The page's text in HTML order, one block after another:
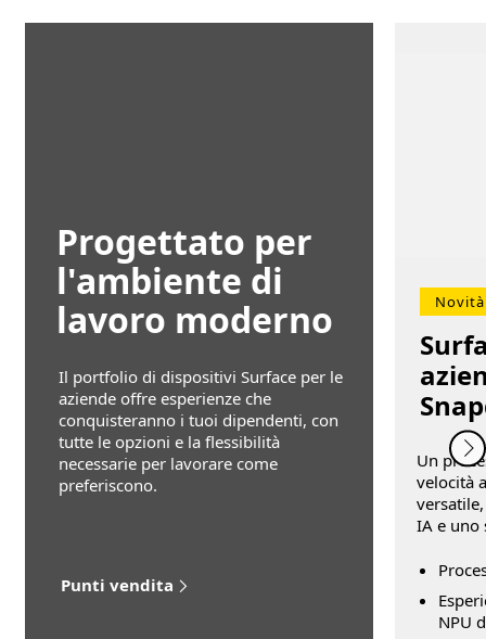
Progettato per
l'ambiente di
lavoro moderno
Il portfolio di dispositivi Surface per le
aziende offre esperienze che
conquisteranno i tuoi dipendenti, con
tutte le opzioni e la flessibilità
necessarie per lavorare come
preferiscono.
Punti vendita
Novità
Un
velocità
IA e uno
NPU